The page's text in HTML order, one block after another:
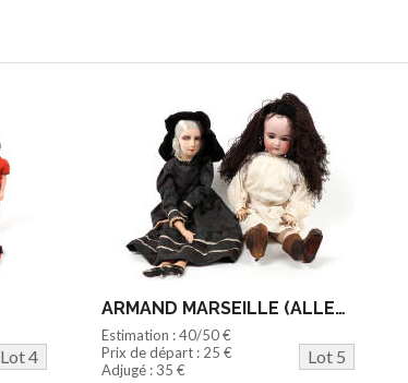
Lot 4
ARMAND MARSEILLE (ALLEMAGNE) (1)
Estimation : 40/50 €
Prix de départ : 25 €
Lot 5
Adjugé : 35 €